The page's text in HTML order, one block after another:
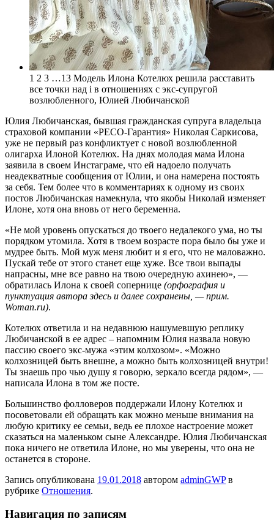
1 2 3 …13 Модель Илона Котелюх решила расставить
все точки над i в отношениях с экс-супругой
возлюбленного, Юлией Любичанской
Юлия Любичанская, бывшая гражданская супруга владельца
страховой компании «РЕСО-Гарантия» Николая Саркисова,
уже не первый раз конфликтует с новой возлюбленной
олигарха Илоной Котелюх. На днях молодая мама Илона
заявила в своем Инстаграме, что ей надоело получать
неадекватные сообщения от Юлии, и она намерена постоять
за себя. Тем более что в комментариях к одному из своих
постов Любичанская намекнула, что якобы Николай изменяет
Илоне, хотя она вновь от него беременна.
«Не мой уровень опускаться до твоего недалекого ума, но ты
порядком утомила. Хотя в твоем возрасте пора было бы уже и
мудрее быть. Мой муж меня любит и я его, что не маловажно.
Пускай тебе от этого станет еще хуже. Все твои выпады
напрасны, мне все равно на твою очередную ахинею», —
обратилась Илона к своей сопернице (орфография и
пунктуация автора здесь и далее сохранены, — прим.
Woman.ru).
Котелюх ответила и на недавнюю нашумевшую реплику
Любичанской в ее адрес – напомним Юлия назвала новую
пассию своего экс-мужа «этим колхозом». «Можно
колхозницей быть внешне, а можно быть колхозницей внутри!
Ты знаешь про чью душу я говорю, зеркало всегда рядом», —
написала Илона в том же посте.
Большинство фолловеров поддержали Илону Котелюх и
посоветовали ей обращать как можно меньше внимания на
любую критику ее семьи, ведь ее плохое настроение может
сказаться на маленьком сыне Александре. Юлия Любичанская
пока ничего не ответила Илоне, но мы уверены, что она не
останется в стороне.
Запись опубликована 19.01.2018 автором adminGWPв
рубрике Отношения.
Навигация по записям